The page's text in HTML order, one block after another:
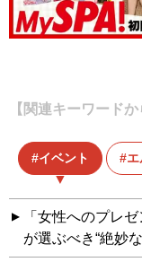
【関連キーワードか
イベント
「女性へのプレ
が選ぶべき“絶妙